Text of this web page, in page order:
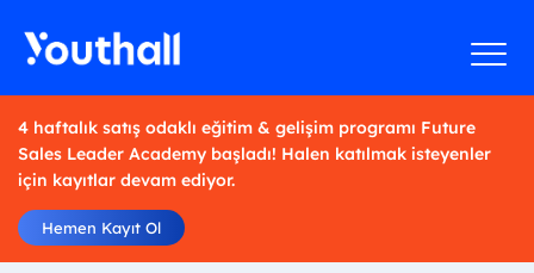
4 haftalık satış odaklı eğitim & gelişim programı Future
Sales Leader Academy başladı! Halen katılmak isteyenler
için kayıtlar devam ediyor.
Hemen Kayıt Ol